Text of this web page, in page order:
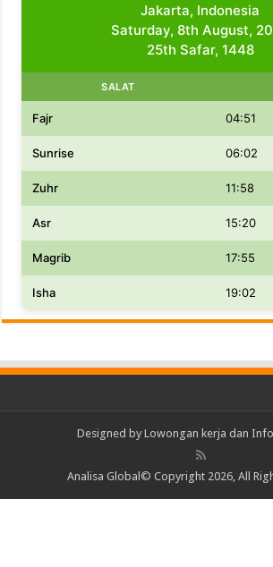
Jakarta, Indonesia
Saturday, 8th August,
25th Safar, 1448
SALAT
Fajr 04:51
Sunrise 06:02
Zuhr 11:58
Asr 15:20
Magrib 17:55
Isha 19:02
Designed by Lowongan kerja dan
Analisa Global© Copyright 2026, All